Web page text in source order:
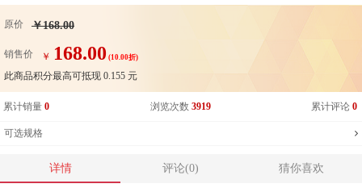
原价 ￥168.00
销售价 ￥ 168.00 (10.00折)
此商品积分最高可抵现 0.155 元
累计销量 0 浏览次数 3919 累计评论 0
可选规格
详情 评论(0) 猜你喜欢